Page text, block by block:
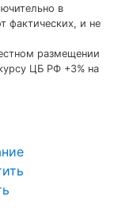
в
фактических, и не
размещении
ЦБ РФ +3% на